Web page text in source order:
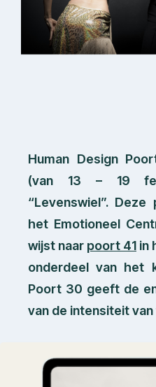
Human Design
(van 13 – 19
“Levenswiel”.
het Emotioneel
wijst naar poort 41 in
onderdeel van het
Poort 30 geeft de
van de intensiteit